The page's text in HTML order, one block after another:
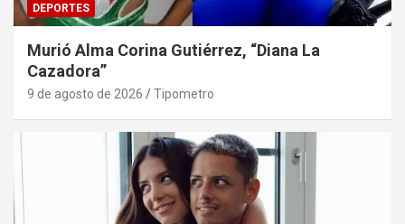
DEPORTES
Murió Alma Corina Gutiérrez, “Diana La
Cazadora”
9 de agosto de 2026 Tipometro